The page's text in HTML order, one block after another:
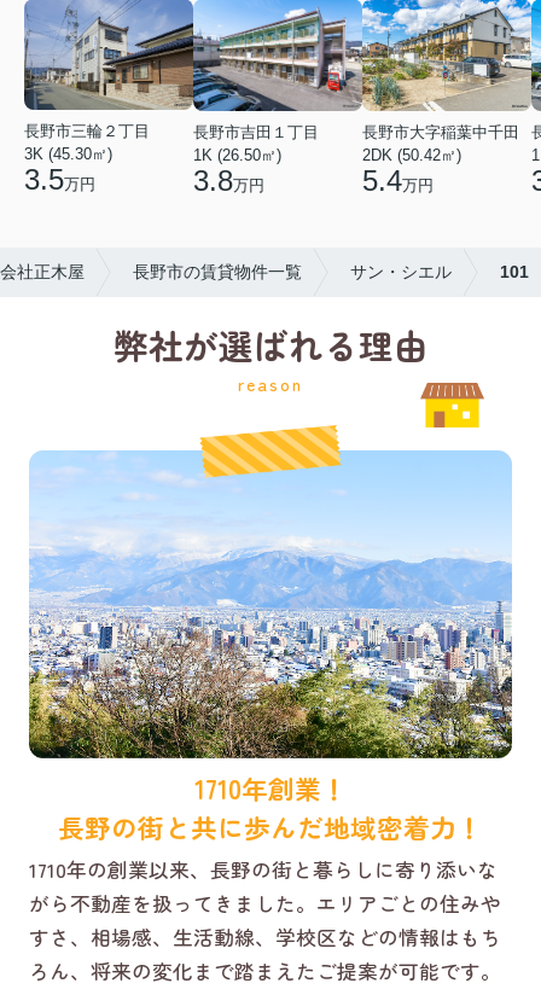
長野市三輪２丁目
3K (45.30㎡)
3.5万円
長野市吉田１丁目
1K (26.50㎡)
3.8万円
長野市大字稲葉中千田
2DK (50.42㎡)
5.4万円
社正木屋 長野市の賃貸物件一覧 サン・シエル 101
弊社が選ばれる理由
reason
1710年創業！
長野の街と共に歩んだ地域密着力！
1710年の創業以来、長野の街と暮らしに寄り添いな
がら不動産を扱ってきました。エリアごとの住みや
すさ、相場感、生活動線、学校区などの情報はもち
ろん、将来の変化まで踏まえたご提案が可能です。